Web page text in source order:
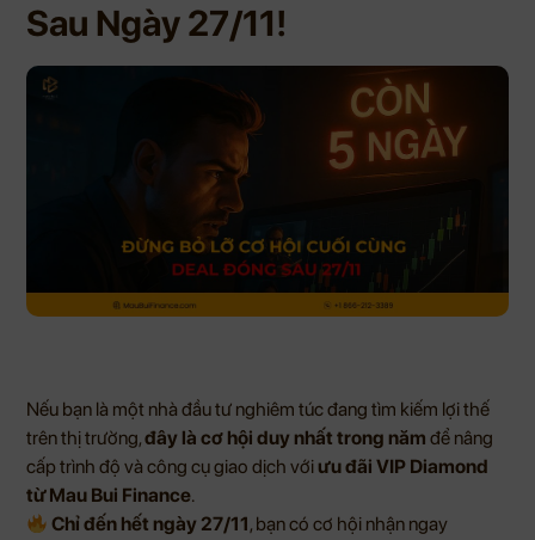
Sau Ngày 27/11!
Nếu bạn là một nhà đầu tư nghiêm túc đang tìm kiếm lợi thế
trên thị trường,đây là cơ hội duy nhất trong năm để nâng
cấp trình độ và công cụ giao dịch với ưu đãi VIP Diamond
từ Mau Bui Finance.
Chỉ đến hết ngày 27/11, bạn có cơ hội nhận ngay